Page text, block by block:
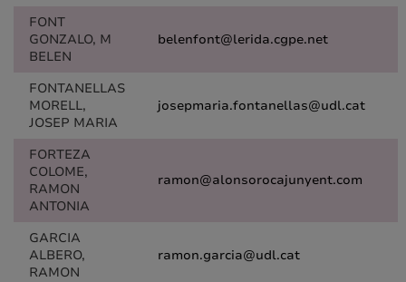
FONT
GONZALO, M
BELEN
belenfont@lerida.cgpe.net
FONTANELLAS
MORELL,
JOSEP MARIA
josepmaria.fontanellas@udl.cat
FORTEZA
COLOME,
RAMON
ANTONIA
ramon@alonsorocajunyent.com
GARCIA
ALBERO,
RAMON
ramon.garcia@udl.cat